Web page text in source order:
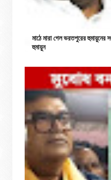
মাঠে মারা গেল ভরতপুরের হুমায়ুনের
হুমায়ুন